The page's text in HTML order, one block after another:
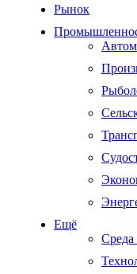
Рынок
Ещё
Среда